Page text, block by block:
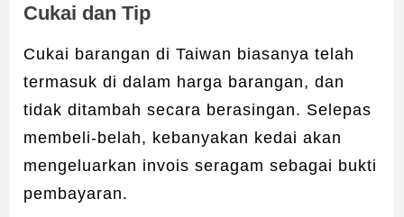
Cukai dan Tip
Cukai barangan di Taiwan biasanya telah
termasuk di dalam harga barangan, dan
tidak ditambah secara berasingan. Selepas
membeli-belah, kebanyakan kedai akan
mengeluarkan invois seragam sebagai bukti
pembayaran.